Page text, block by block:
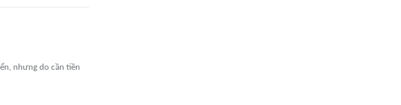
nhưng do cần tiền